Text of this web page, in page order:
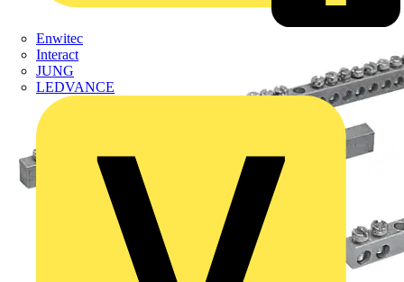
Enwitec
Interact
JUNG
LEDVANCE